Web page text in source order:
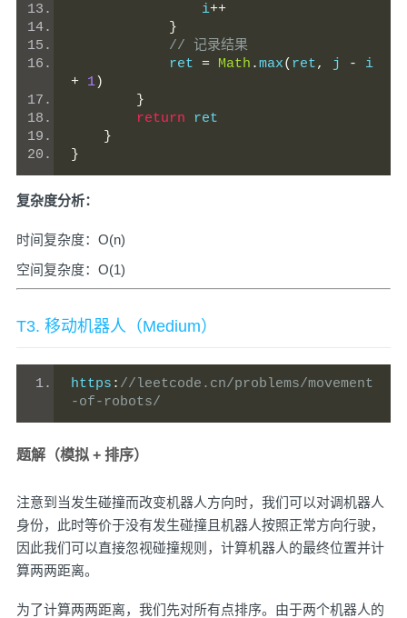
                i
++
}
// 记录结果
            ret
= Math .max( ret, j -
+ 1)
}
return ret
}
}
复杂度分析：
时间复杂度：O(n)
空间复杂度：O(1)
T3. 移动机器人（Medium）
https : //leetcode.cn/problems/movement
-of-robots/
题解（模拟 + 排序）
注意到当发生碰撞而改变机器人方向时，我们可以对调机器人
身份，此时等价于没有发生碰撞且机器人按照正常方向行驶，
因此我们可以直接忽视碰撞规则，计算机器人的最终位置并计
算两两距离。
为了计算两两距离，我们先对所有点排序。由于两个机器人的